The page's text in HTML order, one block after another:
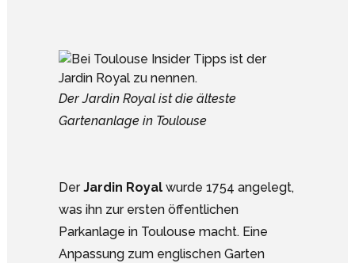
Der Jardin Royal ist die älteste
Gartenanlage in Toulouse
DerJardin Royal wurde 1754 angelegt,
was ihn zur ersten öffentlichen
Parkanlage in Toulouse macht. Eine
Anpassung zum englischen Garten